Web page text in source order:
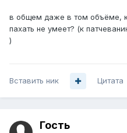
в общем даже в том объёме,
пахать не умеет? (к
)
Вставить ник Цитата
Гость